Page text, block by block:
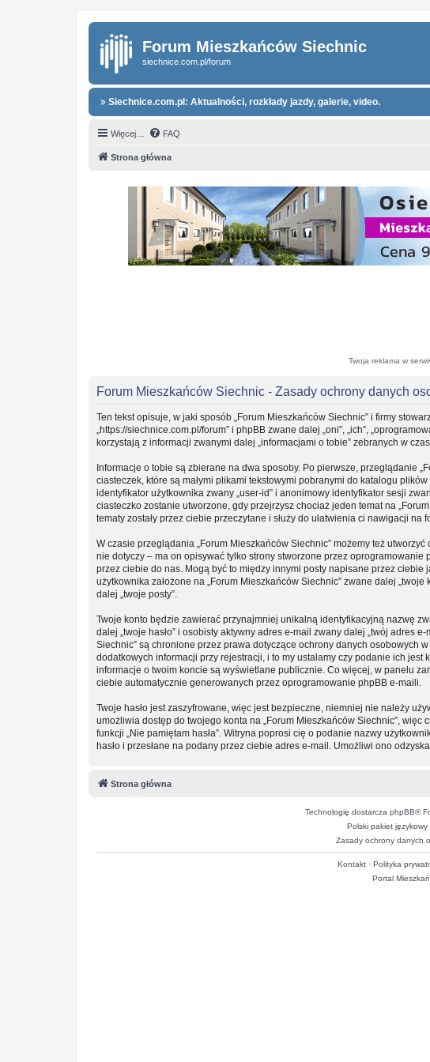
Forum Mieszkańców Siechnic
siechnice.com.pl/forum
Siechnice.com.pl: Aktualności, rozkłady jazdy, galerie, video.
Więcej… FAQ
Strona główna
Twoja reklama w
Forum Mieszkańców Siechnic - Zasady ochrony danych
Ten tekst opisuje, w jaki sposób „Forum Mieszkańców Siechnic” i firmy
„https://siechnice.com.pl/forum” i phpBB zwane dalej „oni”, „ich”,
korzystają z informacji zwanymi dalej „informacjami o tobie” zebranych w
Informacje o tobie są zbierane na dwa sposoby. Po pierwsze, przeglądanie
ciasteczek, które są małymi plikami tekstowymi pobranymi do katalogu
identyfikator użytkownika zwany „user-id” i anonimowy identyfikator sesji
ciasteczko zostanie utworzone, gdy przejrzysz chociaż jeden temat na
tematy zostały przez ciebie przeczytane i służy do ułatwienia ci nawigacji na
W czasie przeglądania „Forum Mieszkańców Siechnic” możemy też
nie dotyczy – ma on opisywać tylko strony stworzone przez
przez ciebie do nas. Mogą być to między innymi posty napisane przez
użytkownika założone na „Forum Mieszkańców Siechnic” zwane dalej
dalej „twoje posty”.
Twoje konto będzie zawierać przynajmniej unikalną identyfikacyjną nazwę
dalej „twoje hasło” i osobisty aktywny adres e-mail zwany dalej „twój adres
Siechnic” są chronione przez prawa dotyczące ochrony danych osobowych
dodatkowych informacji przy rejestracji, i to my ustalamy czy podanie ich
informacje o twoim koncie są wyświetlane publicznie. Co więcej, w panelu
ciebie automatycznie generowanych przez oprogramowanie phpBB e-maili.
Twoje hasło jest zaszyfrowane, więc jest bezpieczne, niemniej nie należy
umożliwia dostęp do twojego konta na „Forum Mieszkańców Siechnic”, więc
funkcji „Nie pamiętam hasła”. Witryna poprosi cię o podanie nazwy
hasło i przesłane na podany przez ciebie adres e-mail. Umożliwi ono
Strona główna
Technologię dostarcza phpBB®
Polski pakiet językowy
Zasady ochrony danych
Kontakt· Polityka
Portal